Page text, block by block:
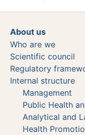
About us
Who are we
Scientific council
Regulatory
Internal structure
Management
Public Health
Analytical and
Health